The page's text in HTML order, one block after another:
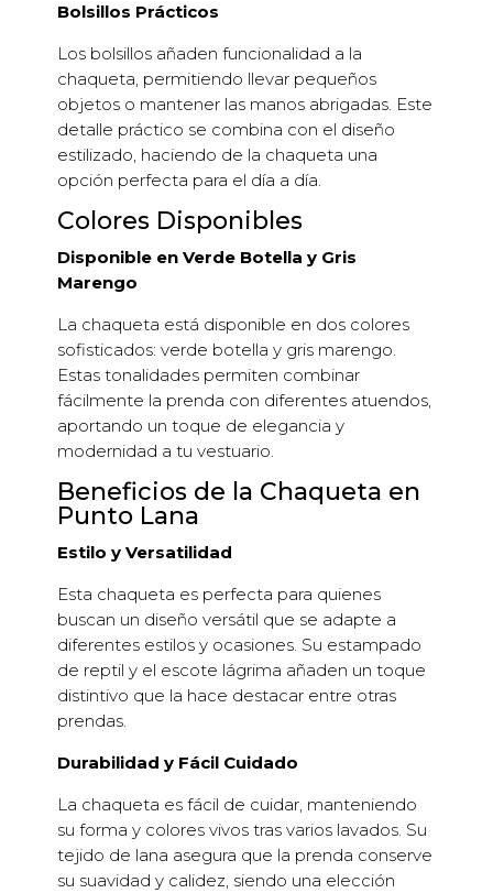
Bolsillos Prácticos
Los bolsillos añaden funcionalidad a la
chaqueta, permitiendo llevar pequeños
objetos o mantener las manos abrigadas. Este
detalle práctico se combina con el diseño
estilizado, haciendo de la chaqueta una
opción perfecta para el día a día.
Colores Disponibles
Disponible en Verde Botella y Gris
Marengo
La chaqueta está disponible en dos colores
sofisticados: verde botella y gris marengo.
Estas tonalidades permiten combinar
fácilmente la prenda con diferentes atuendos,
aportando un toque de elegancia y
modernidad a tu vestuario.
Beneficios de la Chaqueta en
Punto Lana
Estilo y Versatilidad
Esta chaqueta es perfecta para quienes
buscan un diseño versátil que se adapte a
diferentes estilos y ocasiones. Su estampado
de reptil y el escote lágrima añaden un toque
distintivo que la hace destacar entre otras
prendas.
Durabilidad y Fácil Cuidado
La chaqueta es fácil de cuidar, manteniendo
su forma y colores vivos tras varios lavados. Su
tejido de lana asegura que la prenda conserve
su suavidad y calidez, siendo una elección